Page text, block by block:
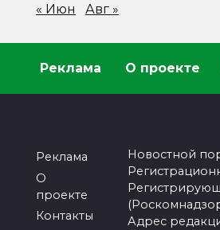
« Июн Авг »
Реклама О проекте
Реклама
О
проекте
Контакты
Новостной
Адрес